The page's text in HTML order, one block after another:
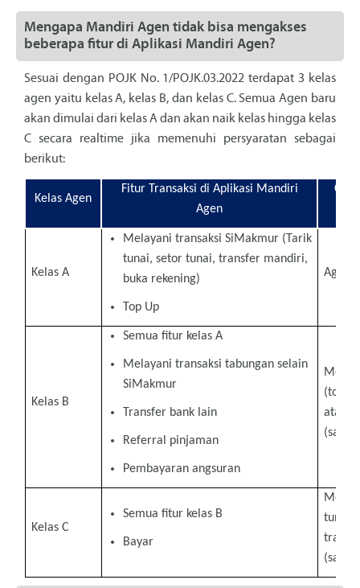
Mengapa Mandiri Agen tidak bisa mengakses
beberapa fitur di Aplikasi Mandiri Agen?
Sesuai dengan POJK No. 1/POJK.03.2022 terdapat 3 kelas
agen yaitu kelas A, kelas B, dan kelas C. Semua Agen baru
akan dimulai dari kelas A dan akan naik kelas hingga kelas
C secara realtime jika memenuhi persyaratan sebagai
berikut:
Kelas Agen
Fitur Transaksi di Aplikasi Mandiri
Agen
Kelas A
Melayani transaksi SiMakmur (Tarik
tunai, setor tunai, transfer mandiri,
buka rekening)
Top Up
Agen
Kelas B
Semua fitur kelas A
Melayani transaksi tabungan selain
SiMakmur
Transfer bank lain
Referral pinjaman
Pembayaran angsuran
(top
atau
(satu)
Kelas C
Semua fitur kelas B
Bayar
tunai,
(satu)